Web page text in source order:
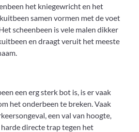
het kniegewricht en het
samen vormen met de voet
scheenbeen is vele malen dikker
en draagt veruit het meeste
een erg sterk bot is, is er vaak
het onderbeen te breken. Vaak
een val van hoogte,
harde directe trap tegen het